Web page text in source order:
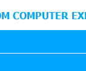
COMPUTER